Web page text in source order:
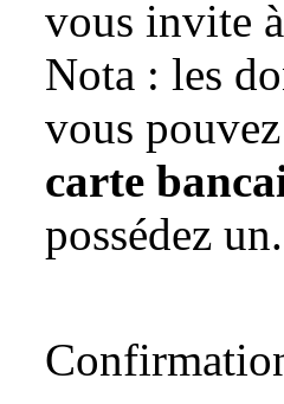
vous invite
Nota : les
vous
carte
possédez un.